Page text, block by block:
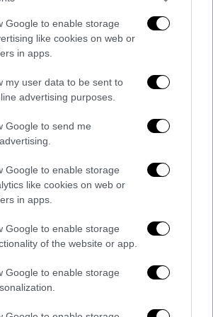
Google to enable storage
like cookies on web or
in apps.
my user data to be sent to
advertising purposes.
Google to send me
Google to enable storage
like cookies on web or
in apps.
Google to enable storage
of the website or app.
Google to enable storage
καταβάλλεται συνήθως τη
, φέτος δηλαδή την
εργοδότες μπορούν να το
νωρίτερα, αν το επιθυμούν.
υπολογίσετε
calc-doro-
συνυπολογίζονται
οι μέρες κατά τις
απείχε από την
αδικαιολόγητα ή λόγω
υπόψη το διάστημα
εργαζομένων λόγω
δραστηριότητας